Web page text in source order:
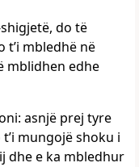
do të
t’i mbledhë në
mblidhen edhe
asnjë prej tyre
mungojë shoku i
dhe e ka mbledhur